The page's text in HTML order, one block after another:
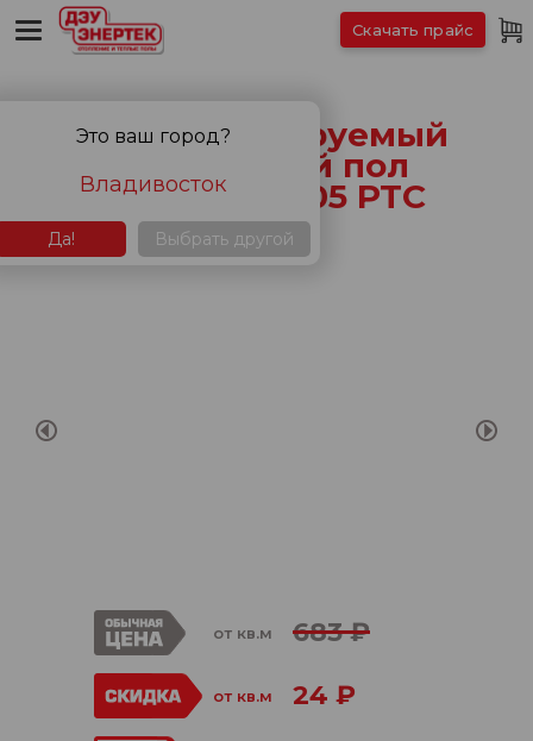
Саморегулируемый
пленочный пол
ЭНЕРПИЯ 305 PTC
от кв.м 683 ₽
от кв.м 24 ₽
Скачать прайс
Это ваш город?
Владивосток
Да! Выбрать другой